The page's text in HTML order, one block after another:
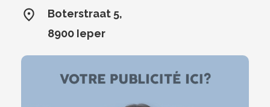
Boterstraat 5,
8900 Ieper